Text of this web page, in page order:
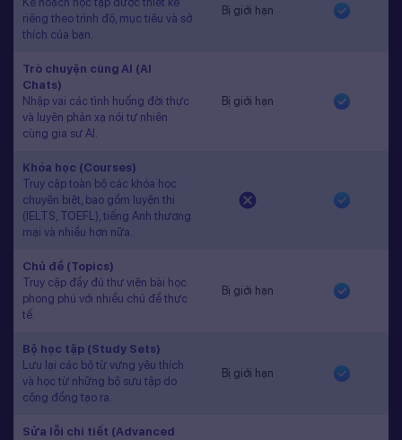
riêng theo trình độ, mục tiêu và sở
thích của bạn.
Bị giới hạn
Trò chuyện cùng AI (AI
Chats)
Nhập vai các tình huống đời thực
và luyện phản xạ nói tự nhiên
cùng gia sư AI.
Bị giới hạn
Khóa học (Courses)
Truy cập toàn bộ các khóa học
chuyên biệt, bao gồm luyện thi
(IELTS, TOEFL), tiếng Anh thương
mại và nhiều hơn nữa.
Chủ đề (Topics)
Truy cập đầy đủ thư viện bài học
phong phú với nhiều chủ đề thực
tế.
Bị giới hạn
Bộ học tập (Study Sets)
Lưu lại các bộ từ vựng yêu thích
và học từ những bộ sưu tập do
cộng đồng tạo ra.
Bị giới hạn
Sửa lỗi chi tiết (Advanced